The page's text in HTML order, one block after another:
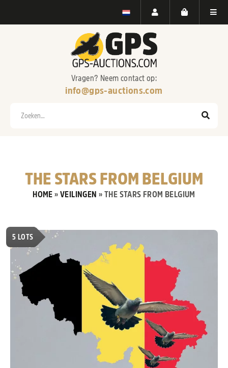
Vragen? Neem contact op:
info@gps-auctions.com
THE STARS FROM BELGIUM
HOME »VEILINGEN » THE STARS FROM BELGIUM
5 LOTS